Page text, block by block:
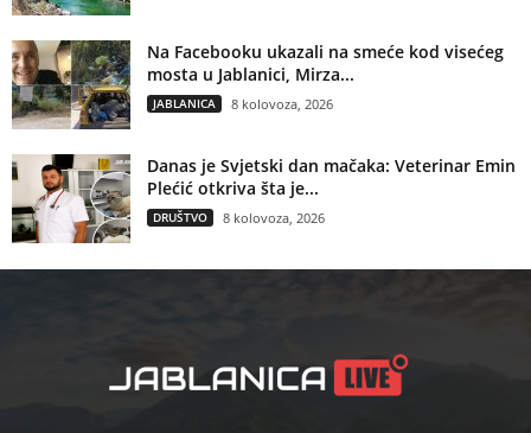
Na Facebooku ukazali na smeće kod visećeg
mosta u Jablanici, Mirza...
JABLANICA 8 kolovoza, 2026
Danas je Svjetski dan mačaka: Veterinar Emin
Plećić otkriva šta je...
DRUŠTVO 8 kolovoza, 2026